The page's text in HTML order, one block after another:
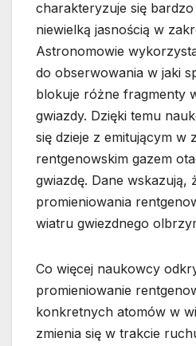
charakteryzuje się bardzo
niewielką jasnością w
Astronomowie
do obserwowania w jaki
blokuje różne fragmenty
gwiazdy. Dzięki temu
się dzieje z emitującym w
rentgenowskim gazem
gwiazdę. Dane wskazują,
promieniowania
wiatru gwiezdnego
Co więcej naukowcy
promieniowanie
konkretnych atomów w
zmienia się w trakcie